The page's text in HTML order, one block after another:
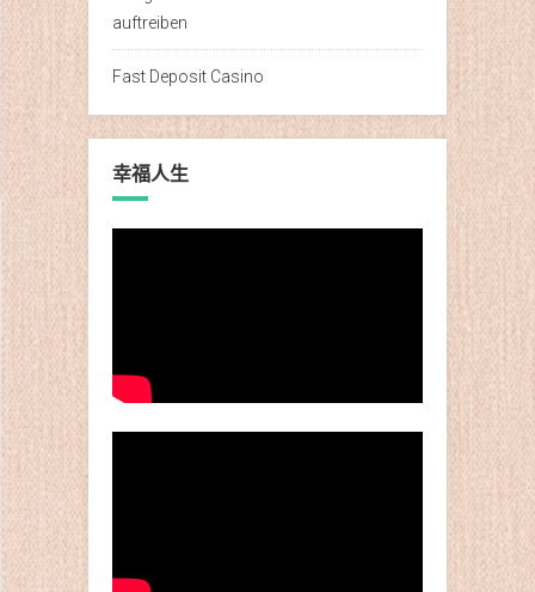
auftreiben
Fast Deposit Casino
幸福人生